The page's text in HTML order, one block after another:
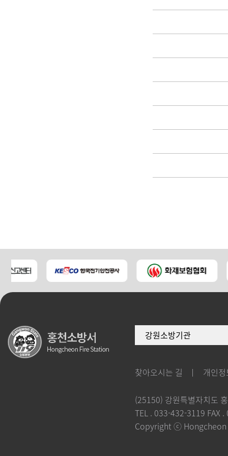
강원소방기관
찾아오시는 길 개인
(25150) 강원특별자치도
TEL . 033-432-3119 FAX
Copyright ⓒ